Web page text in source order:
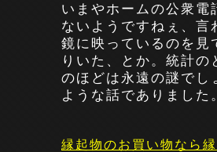
いまやホームの公衆
ないようですねぇ、
鏡に映っているのを見
りいた、とか。統計
のほどは永遠の謎でし
ような話でありました
縁起物のお買い物なら